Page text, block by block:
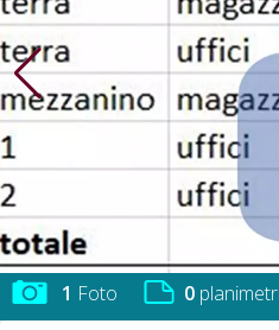
1 Foto 0